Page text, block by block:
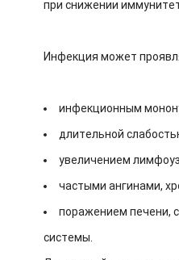
при снижении
Инфекция может
инфекционным
длительной
увеличением
частыми ангинами,
поражением печени,
системы.